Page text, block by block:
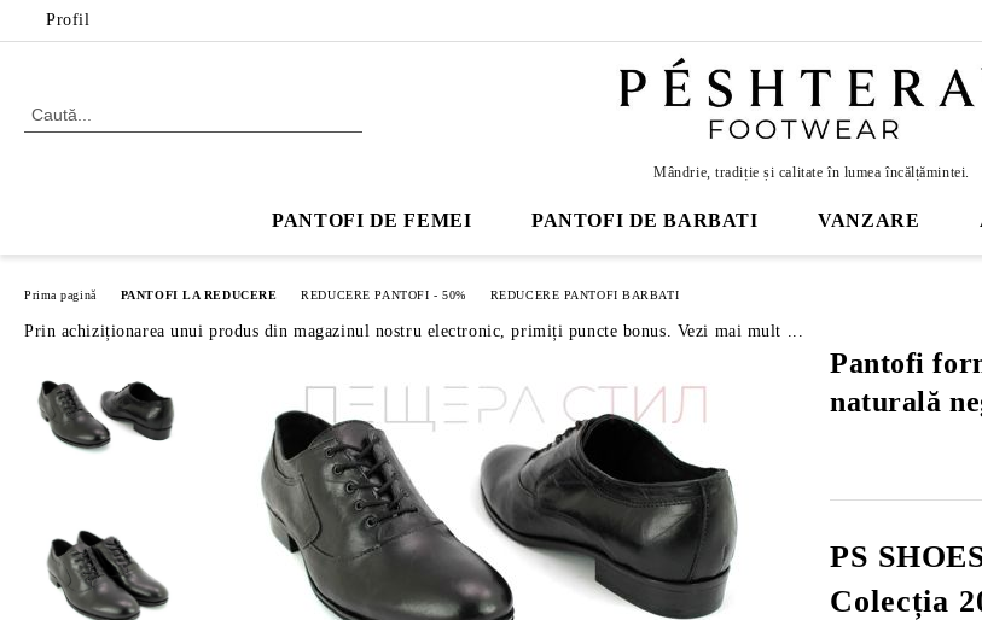
Profil
Mândrie, tradiție și calitate în lumea încălțămintei.
PANTOFI DE FEMEI PANTOFI DE BARBATI VANZARE
Prima pagină PANTOFI LA REDUCERE REDUCERE PANTOFI - 50% REDUCERE PANTOFI BARBATI
Prin achiziționarea unui produs din magazinul nostru electronic, primiți puncte bonus. Vezi mai mult ...
Pantofi
naturală
PS
Colecția